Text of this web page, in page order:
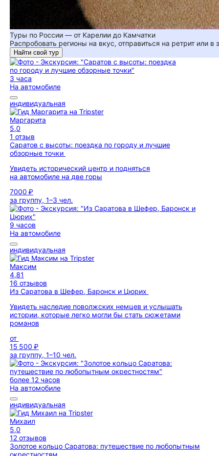
Туры по России — от Карелии до Камчатки
Распробовать регионы на вкус, отправиться на ретрит или в
Найти свой тур
3 часа
На автомобиле
индивидуальная
Маргарита
5,0
1 отзыв
Саратов с высоты: поездка по городу и лучшие
обзорные точки
Увидеть исторический центр и подняться
на автомобиле на две горы
7000 ₽
за группу, 1–3 чел.
9 часов
На автомобиле
индивидуальная
Максим
4,81
16 отзывов
Из Саратова в Шефер, Баронск и Цюрих
Увидеть наследие поволжских немцев и услышать
истории, которые легко могли бы стать сюжетами
романов
от
15 500 ₽
за группу, 1–10 чел.
более 12 часов
На автомобиле
индивидуальная
Михаил
5,0
12 отзывов
Золотое кольцо Саратова: путешествие по любопытным
окрестностям